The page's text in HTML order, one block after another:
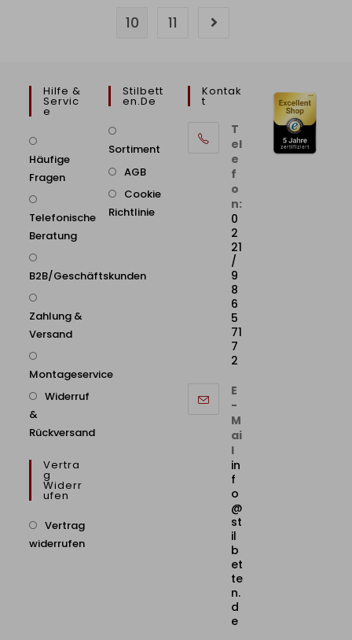
10
11
Hilfe &
Servic
E
Häufige
Fragen
Telefonische
Beratung
B2B/Geschäftskunden
Zahlung &
Versand
Montageservice
Widerruf
&
Rückversand
Vertra
G
Widerr
Ufen
Vertrag
widerrufen
Stilbett
En.de
Sortiment
AGB
Cookie
Richtlinie
Kontak
T
T
el
e
f
o
n:
0
2
21
/
9
8
6
5
71
7
2
E
-
M
ai
l
in
f
o
@
st
il
b
et
te
n.
d
e